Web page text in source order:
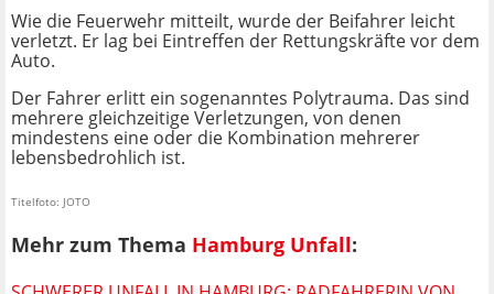
Wie die Feuerwehr mitteilt, wurde der Beifahrer leicht
verletzt. Er lag bei Eintreffen der Rettungskräfte vor dem
Auto.
Der Fahrer erlitt ein sogenanntes Polytrauma. Das sind
mehrere gleichzeitige Verletzungen, von denen
mindestens eine oder die Kombination mehrerer
lebensbedrohlich ist.
Titelfoto: JOTO
Mehr zum Thema Hamburg Unfall: